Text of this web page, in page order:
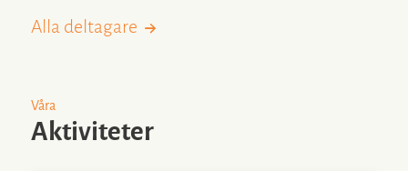
Alla deltagare
Våra
Aktiviteter